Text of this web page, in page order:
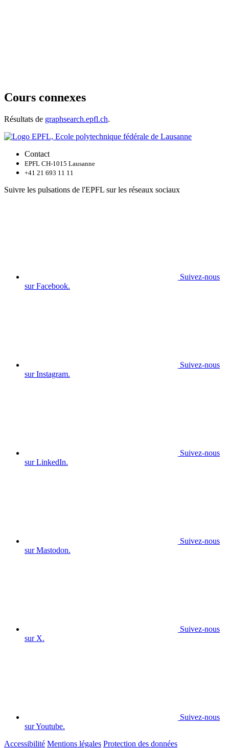
Cours connexes
Résultats de graphsearch.epfl.ch.
Contact
EPFL CH-1015 Lausanne
+41 21 693 11 11
Suivre les pulsations de l'EPFL sur les réseaux sociaux
Suivez-nous
sur Facebook.
Suivez-nous
sur Instagram.
Suivez-nous
sur LinkedIn.
Suivez-nous
sur Mastodon.
Suivez-nous
sur X.
Suivez-nous
sur Youtube.
Accessibilité Mentions légales Protection des données